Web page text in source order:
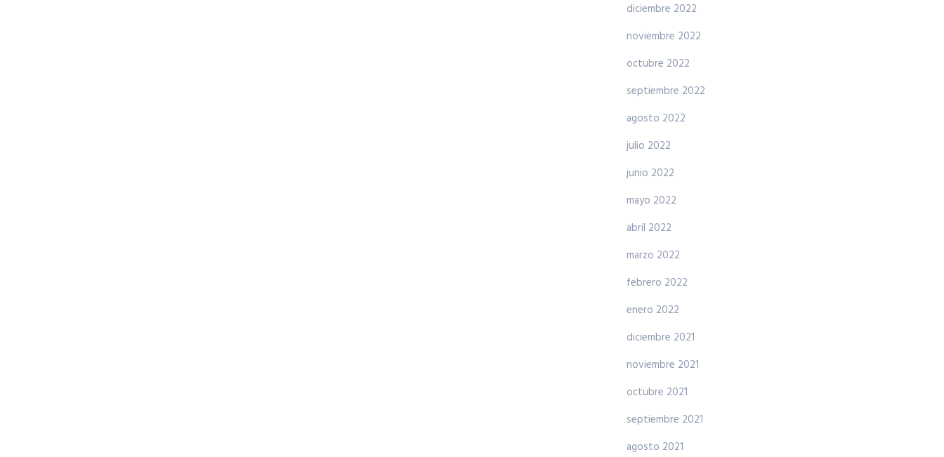
diciembre 2022
noviembre 2022
octubre 2022
septiembre 2022
agosto 2022
julio 2022
junio 2022
mayo 2022
abril 2022
marzo 2022
febrero 2022
enero 2022
diciembre 2021
noviembre 2021
octubre 2021
septiembre 2021
agosto 2021